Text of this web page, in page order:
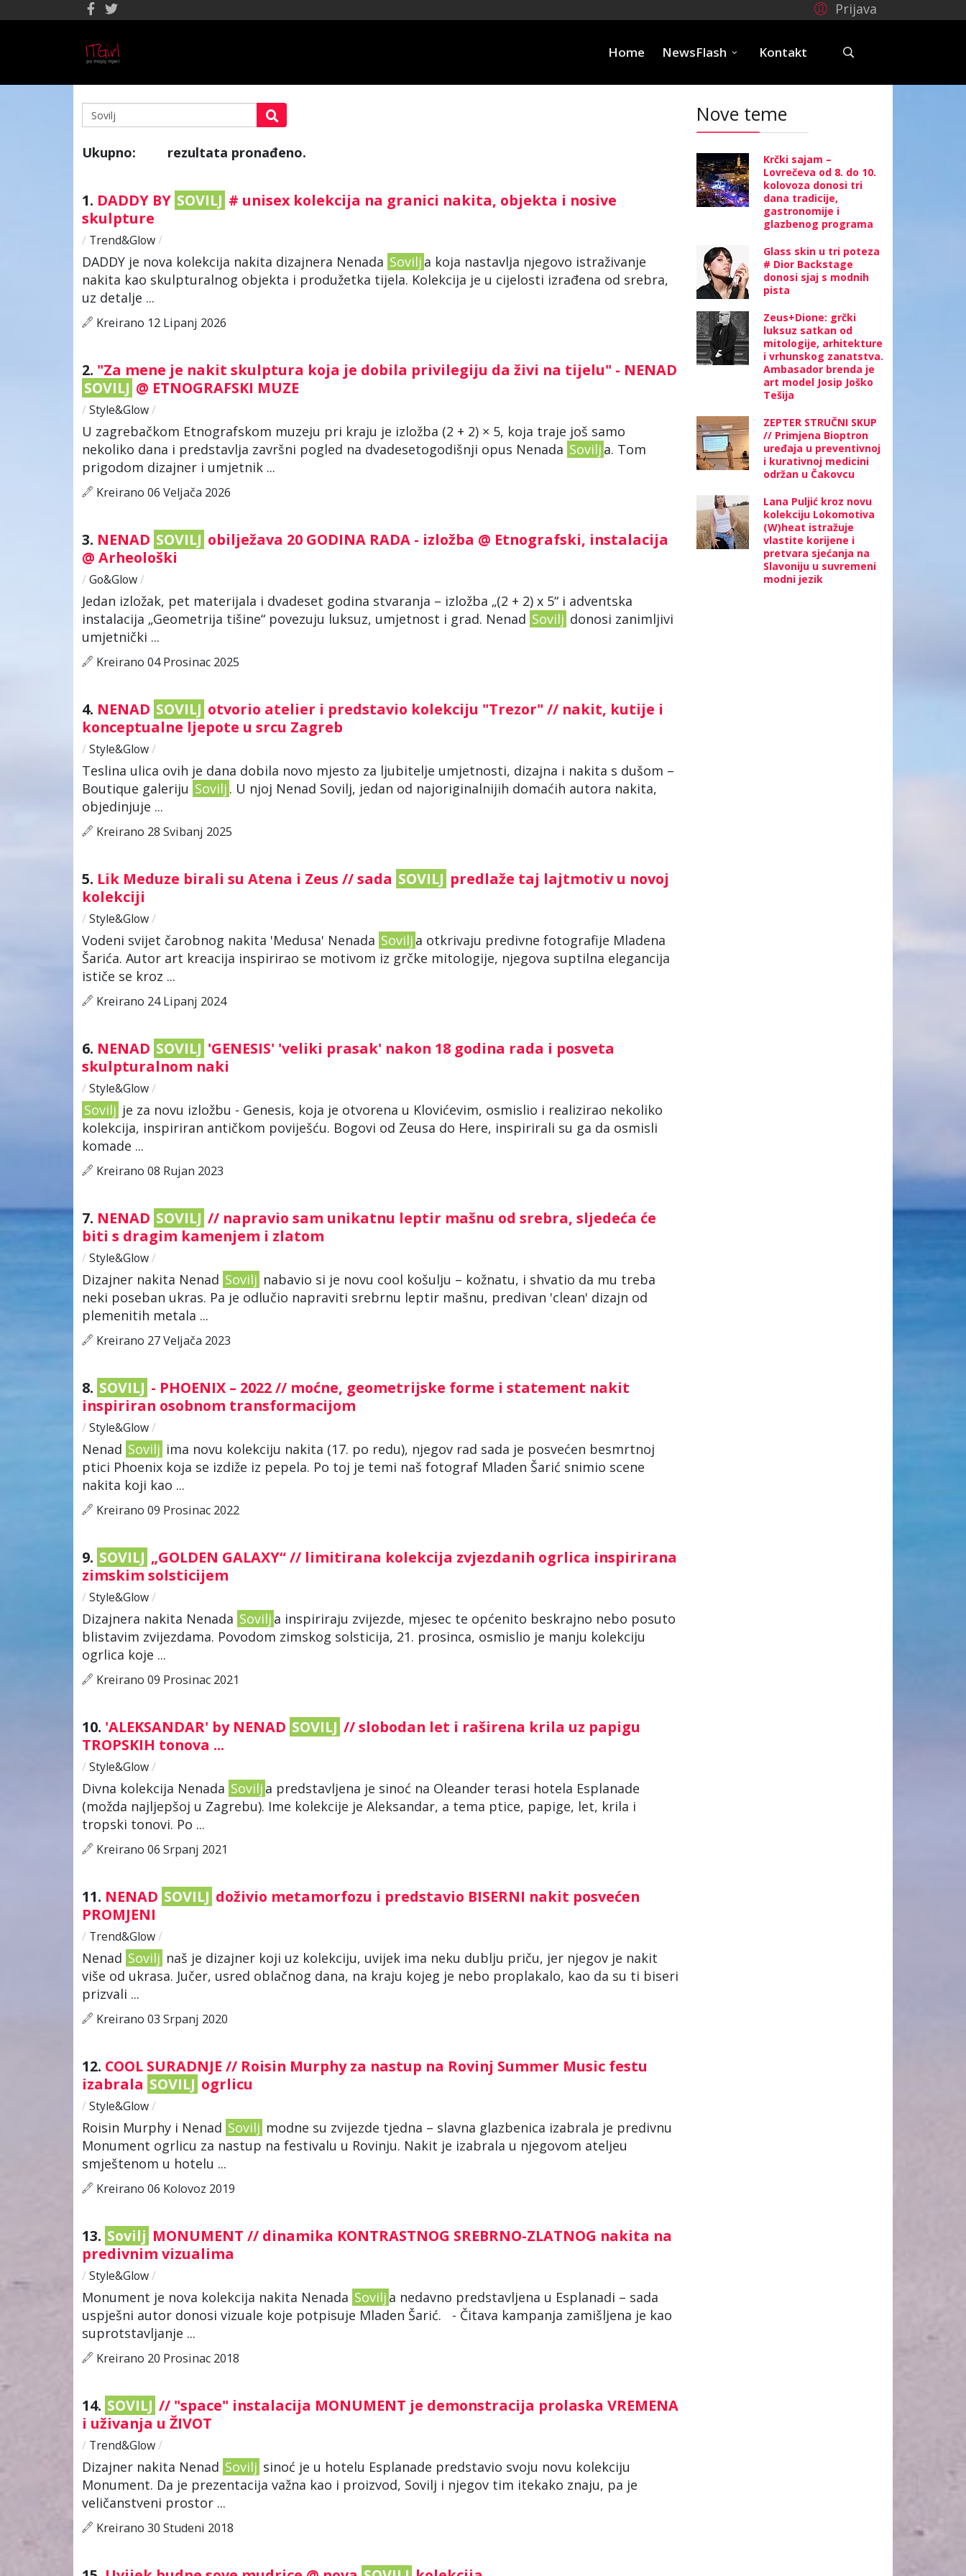
Prijava
Home NewsFlash Kontakt
Ukupno: rezultata pronađeno.
1. DADDY BY SOVILJ # unisex kolekcija na granici nakita, objekta i nosive
skulpture
/ Trend&Glow/
DADDY je nova kolekcija nakita dizajnera Nenada Sovilj a koja nastavlja njegovo istraživanje
nakita kao skulpturalnog objekta i produžetka tijela. Kolekcija je u cijelosti izrađena od srebra,
uz detalje ...
Kreirano 12 Lipanj 2026
2. "Za mene je nakit skulptura koja je dobila privilegiju da živi na tijelu" - NENAD
SOVILJ @ ETNOGRAFSKI MUZE
/ Style&Glow/
U zagrebačkom Etnografskom muzeju pri kraju je izložba (2 + 2) × 5, koja traje još samo
nekoliko dana i predstavlja završni pogled na dvadesetogodišnji opus Nenada Sovilj a. Tom
prigodom dizajner i umjetnik ...
Kreirano 06 Veljača 2026
3. NENAD SOVILJ obilježava 20 GODINA RADA - izložba @ Etnografski, instalacija
@ Arheološki
/ Go&Glow/
Jedan izložak, pet materijala i dvadeset godina stvaranja – izložba „(2 + 2) x 5“ i adventska
instalacija „Geometrija tišine“ povezuju luksuz, umjetnost i grad. Nenad Sovilj donosi zanimljivi
umjetnički ...
Kreirano 04 Prosinac 2025
4. NENAD SOVILJ otvorio atelier i predstavio kolekciju "Trezor" // nakit, kutije i
konceptualne ljepote u srcu Zagreb
/ Style&Glow/
Teslina ulica ovih je dana dobila novo mjesto za ljubitelje umjetnosti, dizajna i nakita s dušom –
Boutique galeriju Sovilj . U njoj Nenad Sovilj, jedan od najoriginalnijih domaćih autora nakita,
objedinjuje ...
Kreirano 28 Svibanj 2025
5. Lik Meduze birali su Atena i Zeus // sada SOVILJ predlaže taj lajtmotiv u novoj
kolekciji
/ Style&Glow/
Vodeni svijet čarobnog nakita 'Medusa' Nenada Sovilj a otkrivaju predivne fotografije Mladena
Šarića. Autor art kreacija inspirirao se motivom iz grčke mitologije, njegova suptilna elegancija
ističe se kroz ...
Kreirano 24 Lipanj 2024
6. NENAD SOVILJ 'GENESIS' 'veliki prasak' nakon 18 godina rada i posveta
skulpturalnom naki
/ Style&Glow/
Sovilj je za novu izložbu - Genesis, koja je otvorena u Klovićevim, osmislio i realizirao nekoliko
kolekcija, inspiriran antičkom poviješću. Bogovi od Zeusa do Here, inspirirali su ga da osmisli
komade ...
Kreirano 08 Rujan 2023
7. NENAD SOVILJ // napravio sam unikatnu leptir mašnu od srebra, sljedeća će
biti s dragim kamenjem i zlatom
/ Style&Glow/
Dizajner nakita Nenad Sovilj nabavio si je novu cool košulju – kožnatu, i shvatio da mu treba
neki poseban ukras. Pa je odlučio napraviti srebrnu leptir mašnu, predivan 'clean' dizajn od
plemenitih metala ...
Kreirano 27 Veljača 2023
8. SOVILJ - PHOENIX – 2022 // moćne, geometrijske forme i statement nakit
inspiriran osobnom transformacijom
/ Style&Glow/
Nenad Sovilj ima novu kolekciju nakita (17. po redu), njegov rad sada je posvećen besmrtnoj
ptici Phoenix koja se izdiže iz pepela. Po toj je temi naš fotograf Mladen Šarić snimio scene
nakita koji kao ...
Kreirano 09 Prosinac 2022
9. SOVILJ „GOLDEN GALAXY“ // limitirana kolekcija zvjezdanih ogrlica inspirirana
zimskim solsticijem
/ Style&Glow/
Dizajnera nakita Nenada Sovilj a inspiriraju zvijezde, mjesec te općenito beskrajno nebo posuto
blistavim zvijezdama. Povodom zimskog solsticija, 21. prosinca, osmislio je manju kolekciju
ogrlica koje ...
Kreirano 09 Prosinac 2021
10. 'ALEKSANDAR' by NENAD SOVILJ // slobodan let i raširena krila uz papigu
TROPSKIH tonova ...
/ Style&Glow/
Divna kolekcija Nenada Sovilj a predstavljena je sinoć na Oleander terasi hotela Esplanade
(možda najljepšoj u Zagrebu). Ime kolekcije je Aleksandar, a tema ptice, papige, let, krila i
tropski tonovi. Po ...
Kreirano 06 Srpanj 2021
11. NENAD SOVILJ doživio metamorfozu i predstavio BISERNI nakit posvećen
PROMJENI
/ Trend&Glow/
Nenad Sovilj naš je dizajner koji uz kolekciju, uvijek ima neku dublju priču, jer njegov je nakit
više od ukrasa. Jučer, usred oblačnog dana, na kraju kojeg je nebo proplakalo, kao da su ti biseri
prizvali ...
Kreirano 03 Srpanj 2020
12. COOL SURADNJE // Roisin Murphy za nastup na Rovinj Summer Music festu
izabrala SOVILJ ogrlicu
/ Style&Glow/
Roisin Murphy i Nenad Sovilj modne su zvijezde tjedna – slavna glazbenica izabrala je predivnu
Monument ogrlicu za nastup na festivalu u Rovinju. Nakit je izabrala u njegovom ateljeu
smještenom u hotelu ...
Kreirano 06 Kolovoz 2019
13. Sovilj MONUMENT // dinamika KONTRASTNOG SREBRNO-ZLATNOG nakita na
predivnim vizualima
/ Style&Glow/
Monument je nova kolekcija nakita Nenada Sovilj a nedavno predstavljena u Esplanadi – sada
uspješni autor donosi vizuale koje potpisuje Mladen Šarić. - Čitava kampanja zamišljena je kao
suprotstavljanje ...
Kreirano 20 Prosinac 2018
14. SOVILJ // "space" instalacija MONUMENT je demonstracija prolaska VREMENA
i uživanja u ŽIVOT
/ Trend&Glow/
Dizajner nakita Nenad Sovilj sinoć je u hotelu Esplanade predstavio svoju novu kolekciju
Monument. Da je prezentacija važna kao i proizvod, Sovilj i njegov tim itekako znaju, pa je
veličanstveni prostor ...
Kreirano 30 Studeni 2018
Nove teme
Krčki sajam –
Lovrečeva od 8. do 10.
kolovoza donosi tri
dana tradicije,
gastronomije i
glazbenog programa
Glass skin u tri poteza
# Dior Backstage
donosi sjaj s modnih
pista
Zeus+Dione: grčki
luksuz satkan od
mitologije, arhitekture
i vrhunskog zanatstva.
Ambasador brenda je
art model Josip Joško
Tešija
ZEPTER STRUČNI SKUP
// Primjena Bioptron
uređaja u preventivnoj
i kurativnoj medicini
održan u Čakovcu
Lana Puljić kroz novu
kolekciju Lokomotiva
(W)heat istražuje
vlastite korijene i
pretvara sjećanja na
Slavoniju u suvremeni
modni jezik